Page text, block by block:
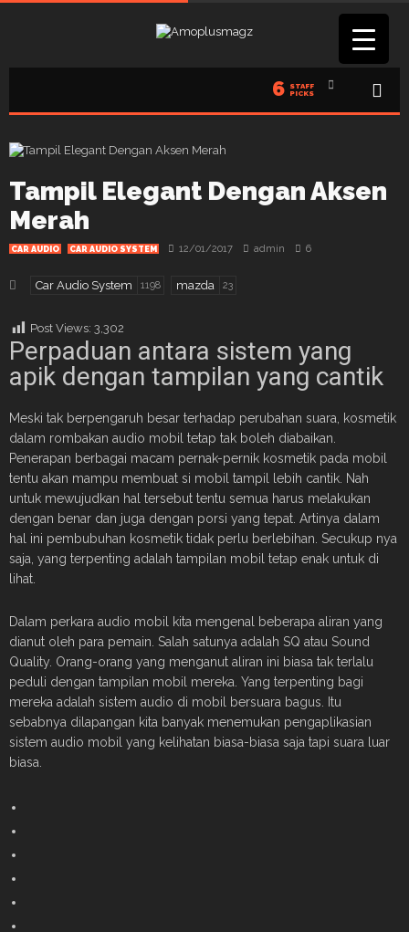
6 STAFF
PICKS
Tampil Elegant Dengan Aksen
Merah
CAR AUDIO CAR AUDIO SYSTEM 12/01/2017 admin 6
Car Audio System 1198 mazda 23
Post Views: 3,302
Perpaduan antara sistem yang
apik dengan tampilan yang cantik
Meski tak berpengaruh besar terhadap perubahan suara, kosmetik
dalam rombakan audio mobil tetap tak boleh diabaikan.
Penerapan berbagai macam pernak-pernik kosmetik pada mobil
tentu akan mampu membuat si mobil tampil lebih cantik. Nah
untuk mewujudkan hal tersebut tentu semua harus melakukan
dengan benar dan juga dengan porsi yang tepat. Artinya dalam
hal ini pembubuhan kosmetik tidak perlu berlebihan. Secukup nya
saja, yang terpenting adalah tampilan mobil tetap enak untuk di
lihat.
Dalam perkara audio mobil kita mengenal beberapa aliran yang
dianut oleh para pemain. Salah satunya adalah SQ atau Sound
Quality. Orang-orang yang menganut aliran ini biasa tak terlalu
peduli dengan tampilan mobil mereka. Yang terpenting bagi
mereka adalah sistem audio di mobil bersuara bagus. Itu
sebabnya dilapangan kita banyak menemukan pengaplikasian
sistem audio mobil yang kelihatan biasa-biasa saja tapi suara luar
biasa.